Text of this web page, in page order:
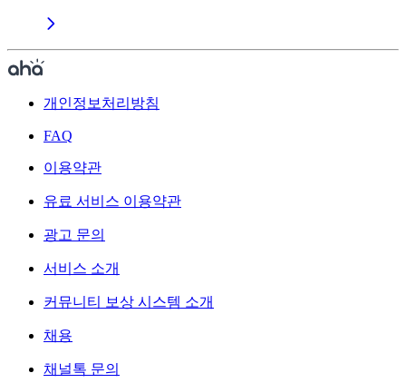
개인정보처리방침
FAQ
이용약관
유료 서비스 이용약관
광고 문의
서비스 소개
커뮤니티 보상 시스템 소개
채용
채널톡 문의